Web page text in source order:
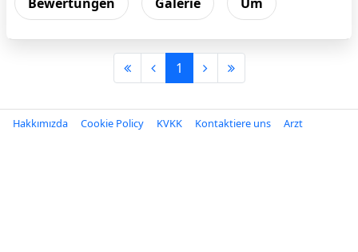
den
Arzt
1
Hakkımızda Cookie Policy KVKK Kontaktiere uns Arzt